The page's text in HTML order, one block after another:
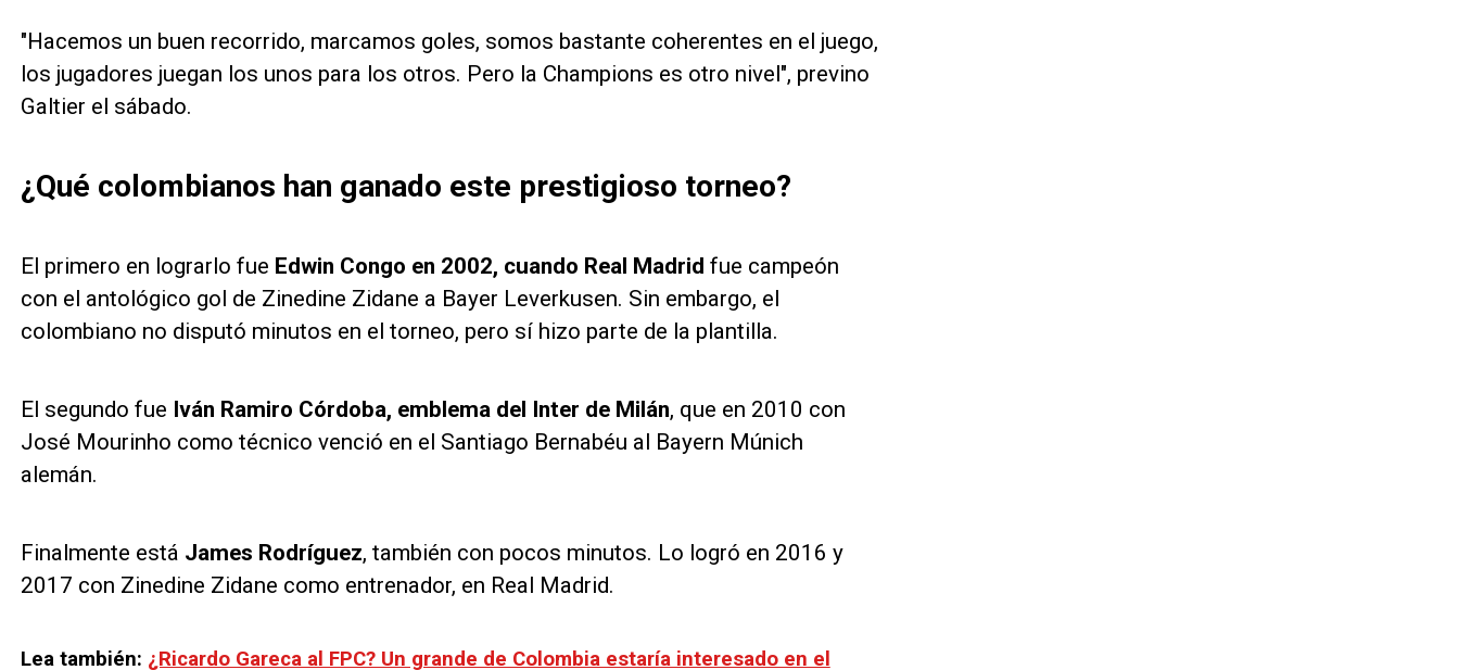
"Hacemos un buen recorrido, marcamos goles, somos bastante coherentes en el juego,
los jugadores juegan los unos para los otros. Pero la Champions es otro nivel", previno
Galtier el sábado.
¿Qué colombianos han ganado este prestigioso torneo?
El primero en lograrlo fue Edwin Congo en 2002, cuando Real Madrid fue campeón
con el antológico gol de Zinedine Zidane a Bayer Leverkusen. Sin embargo, el
colombiano no disputó minutos en el torneo, pero sí hizo parte de la plantilla.
El segundo fue Iván Ramiro Córdoba, emblema del Inter de Milán, que en 2010 con
José Mourinho como técnico venció en el Santiago Bernabéu al Bayern Múnich
alemán.
Finalmente está James Rodríguez, también con pocos minutos. Lo logró en 2016 y
2017 con Zinedine Zidane como entrenador, en Real Madrid.
Lea también: ¿Ricardo Gareca al FPC? Un grande de Colombia estaría interesado en el